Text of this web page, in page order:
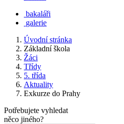
bakaláři
galerie
Úvodní stránka
Základní škola
Žáci
Třídy
5. třída
Aktuality
Exkurze do Prahy
Potřebujete vyhledat
něco jiného?